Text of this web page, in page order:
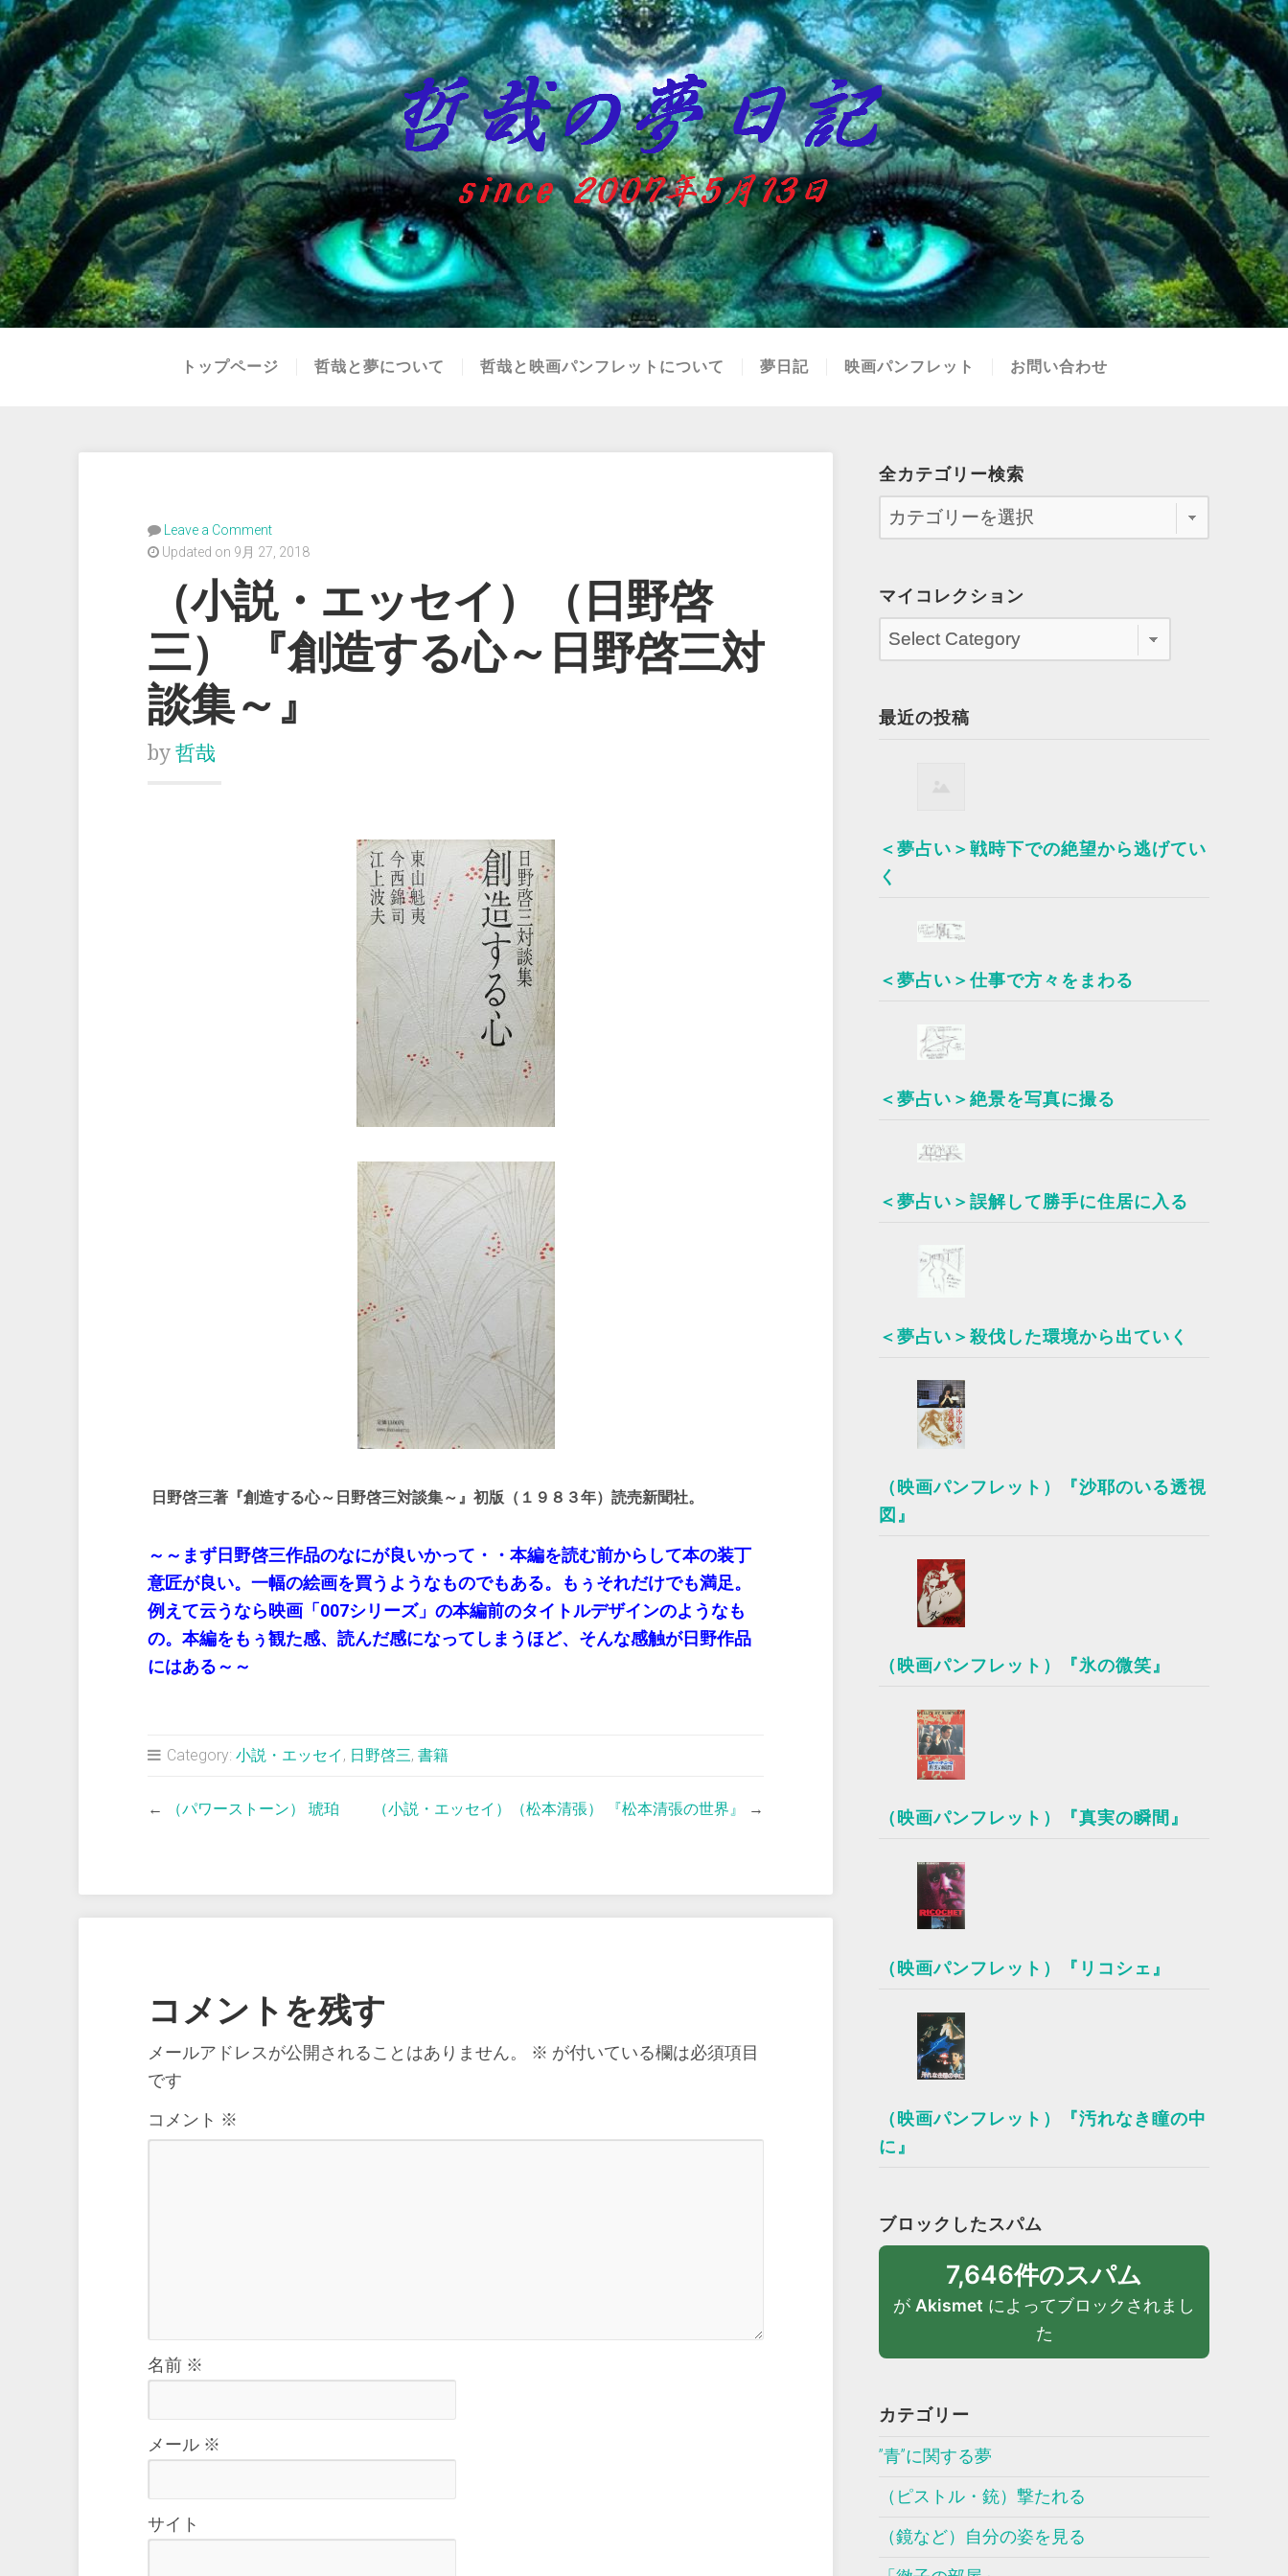
トップページ 哲哉と夢について 哲哉と映画パンフレットについて 夢日記 映画パンフレット お問い合わせ
Leave a Comment
Updated on 9月 27, 2018
（小説・エッセイ）（日野啓
三） 『創造する心～日野啓三対
談集～』
by 哲哉
日野啓三著『創造する心～日野啓三対談集～』初版（１９８３年）読売新聞社。
～～まず日野啓三作品のなにが良いかって・・本編を読む前からして本の装丁
意匠が良い。一幅の絵画を買うようなものでもある。もぅそれだけでも満足。
例えて云うなら映画「007シリーズ」の本編前のタイトルデザインのようなも
の。本編をもぅ観た感、読んだ感になってしまうほど、そんな感触が日野作品
にはある～～
Category: 小説・エッセイ , 日野啓三, 書籍
← （パワーストーン） 琥珀 （小説・エッセイ）（松本清張） 『松本清張の世界』 →
コメントを残す
メールアドレスが公開されることはありません。 ※ が付いている欄は必須項目
です
コメント ※
名前 ※
メール ※
サイト
全カテゴリー検索
マイコレクション
最近の投稿
＜夢占い＞戦時下での絶望から逃げてい
く
＜夢占い＞仕事で方々をまわる
＜夢占い＞絶景を写真に撮る
＜夢占い＞誤解して勝手に住居に入る
＜夢占い＞殺伐した環境から出ていく
（映画パンフレット）『沙耶のいる透視
図』
（映画パンフレット）『氷の微笑』
（映画パンフレット）『真実の瞬間』
（映画パンフレット）『リコシェ』
（映画パンフレット）『汚れなき瞳の中
に』
ブロックしたスパム
7,646件のスパム
が Akismet によってブロックされまし
た
カテゴリー
”青”に関する夢
（ピストル・銃）撃たれる
（鏡など）自分の姿を見る